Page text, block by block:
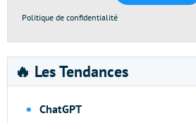
Politique de confidentialité
🔥 Les Tendances
ChatGPT